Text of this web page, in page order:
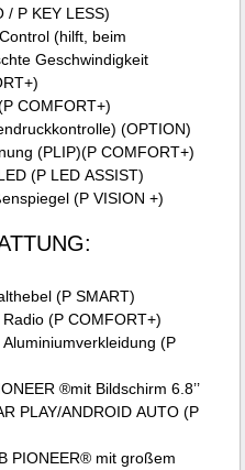
/ P KEY LESS)
(hilft, beim
Geschwindigkeit
COMFORT+)
(OPTION)
(PLIP)(P COMFORT+)
(P LED ASSIST)
(P VISION +)
(P SMART)
(P COMFORT+)
(P
®mit Bildschirm 6.8’’
PLAY/ANDROID AUTO (P
PIONEER® mit großem